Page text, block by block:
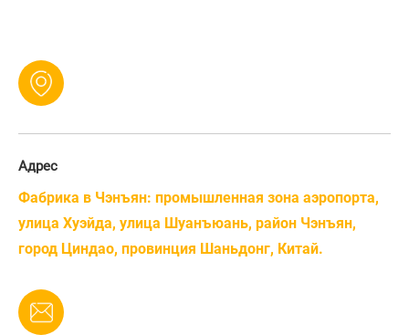
Адрес
Фабрика в Чэнъян: промышленная зона аэропорта,
улица Хуэйда, улица Шуанъюань, район Чэнъян,
город Циндао, провинция Шаньдонг, Китай.